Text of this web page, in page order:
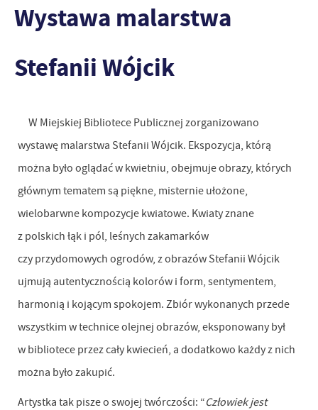
Wystawa malarstwa
Stefanii Wójcik
W Miejskiej Bibliotece Publicznej zorganizowano
wystawę malarstwa Stefanii Wójcik. Ekspozycja, którą
można było oglądać w kwietniu, obejmuje obrazy, których
głównym tematem są piękne, misternie ułożone,
wielobarwne kompozycje kwiatowe. Kwiaty znane
z polskich łąk i pól, leśnych zakamarków
czy przydomowych ogrodów, z obrazów Stefanii Wójcik
ujmują autentycznością kolorów i form, sentymentem,
harmonią i kojącym spokojem. Zbiór wykonanych przede
wszystkim w technice olejnej obrazów, eksponowany był
w bibliotece przez cały kwiecień, a dodatkowo każdy z nich
można było zakupić.
Artystka tak pisze o swojej twórczości: “Człowiek jest